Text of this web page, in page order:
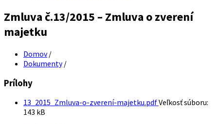
Zmluva č.13/2015 – Zmluva o zverení
majetku
Domov /
Dokumenty /
Prílohy
13_2015_Zmluva-o-zverení-majetku.pdfVeľkosť súboru:
143 kB